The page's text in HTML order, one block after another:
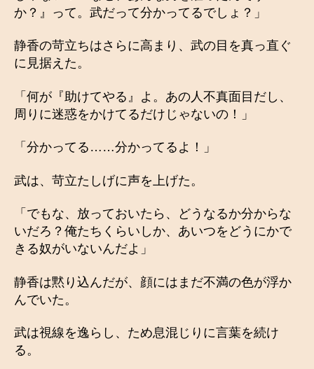
か？』って。武だって分かってるでしょ？」
静香の苛立ちはさらに高まり、武の目を真っ直ぐ
に見据えた。
「何が『助けてやる』よ。あの人不真面目だし、
周りに迷惑をかけてるだけじゃないの！」
「分かってる……分かってるよ！」
武は、苛立たしげに声を上げた。
「でもな、放っておいたら、どうなるか分からな
いだろ？俺たちくらいしか、あいつをどうにかで
きる奴がいないんだよ」
静香は黙り込んだが、顔にはまだ不満の色が浮か
んでいた。
武は視線を逸らし、ため息混じりに言葉を続け
る。